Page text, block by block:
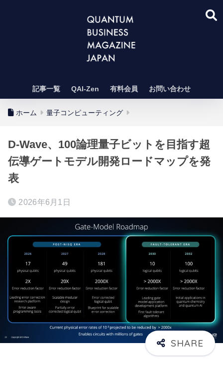
記事一覧 QAI-Zen 有料会員 お問い合わせ
ホーム 量子コンピューティング
D-Wave、100論理量子ビットを目指す超
伝導ゲートモデル開発ロードマップを発
表
2026年6月1日